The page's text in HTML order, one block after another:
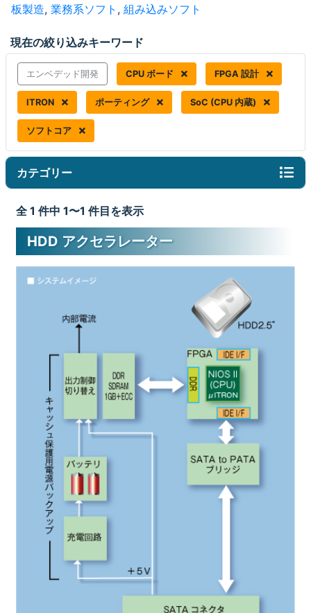
板製造, 業務系ソフト , 組み込みソフト
現在の絞り込みキーワード
エンベデッド開発 CPU ボード FPGA 設計
ITRON ポーティング SoC (CPU 内蔵)
ソフトコア
カテゴリー
全 1 件中 1〜1 件目を表示
HDD アクセラレーター